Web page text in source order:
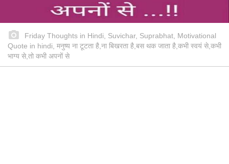
Friday Thoughts in Hindi, Suvichar, Suprabhat, Motivational
Quote in hindi, मनुष्य ना टूटता है,ना बिखरता है,बस थक जाता है,कभी स्वयं से,कभी
भाग्य से,तो कभी अपनों से